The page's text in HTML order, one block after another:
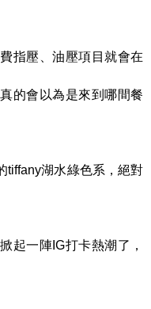
指壓、油壓項目就會在
的會以為是來到哪間餐
tiffany湖水綠色系，絕對
起一陣IG打卡熱潮了，